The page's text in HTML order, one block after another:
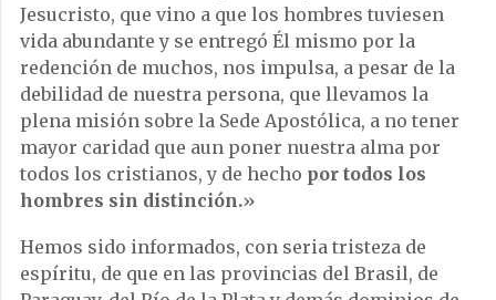
Jesucristo, que vino a que los hombres tuviesen
vida abundante y se entregó Él mismo por la
redención de muchos, nos impulsa, a pesar de la
debilidad de nuestra persona, que llevamos la
plena misión sobre la Sede Apostólica, a no tener
mayor caridad que aun poner nuestra alma por
todos los cristianos, y de hecho por todos los
hombres sin distinción.»
Hemos sido informados, con seria tristeza de
espíritu, de que en las provincias del Brasil, de